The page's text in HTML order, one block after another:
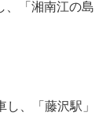
、「湘南江の島
し、「藤沢駅」